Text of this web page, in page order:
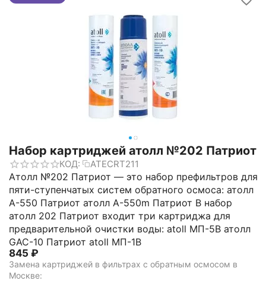
Набор картриджей атолл №202 Патриот
КОД: ATECRT211
Атолл №202 Патриот — это набор префильтров для
пяти-ступенчатых систем обратного осмоса: атолл
A-550 Патриот атолл A-550m Патриот В набор
атолл 202 Патриот входит три картриджа для
предварительной очистки воды: atoll МП-5В атолл
GAC-10 Патриот atoll МП-1В
‍845‍ ₽
Замена картриджей в фильтрах с обратным осмосом в
Москве: